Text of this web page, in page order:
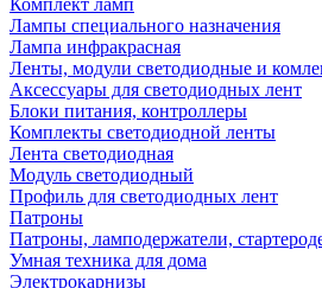
Комплект ламп
Лампы специального назначения
Лампа инфракрасная
Ленты, модули светодиодные и
Аксессуары для светодиодных лент
Блоки питания, контроллеры
Комплекты светодиодной ленты
Лента светодиодная
Модуль светодиодный
Профиль для светодиодных лент
Патроны
Патроны, ламподержатели,
Умная техника для дома
Электрокарнизы